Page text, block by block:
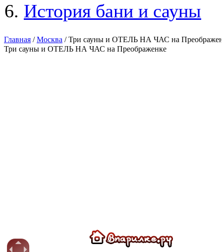
История бани и сауны
Главная /Москва / Три сауны и ОТЕЛЬ НА ЧАС на
Три сауны и ОТЕЛЬ НА ЧАС на Преображенке